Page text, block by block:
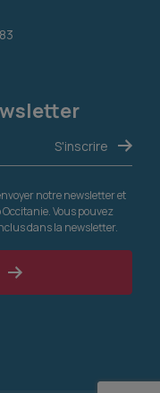
notre newsletter et
Vous pouvez
dans la newsletter.